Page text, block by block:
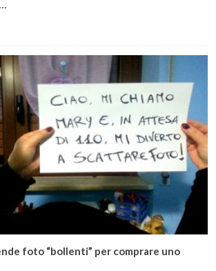
foto “bollenti” per comprare uno